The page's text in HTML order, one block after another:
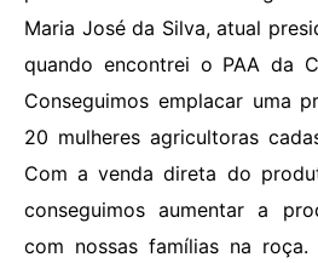
Maria José da Silva, atual
quando encontrei o PAA da
Conseguimos emplacar uma
20 mulheres agricultoras
Com a venda direta do
conseguimos aumentar a
com nossas famílias na